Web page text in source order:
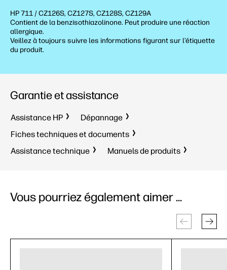
HP 711 / CZ126S, CZ127S, CZ128S, CZ129A
Contient de la benzisothiazolinone. Peut produire une réaction
allergique.
Veillez à toujours suivre les informations figurant sur l’étiquette
du produit.
Garantie et assistance
Assistance HP
Dépannage
Fiches techniques et documents
Assistance technique
Manuels de produits
Vous pourriez également aimer ...